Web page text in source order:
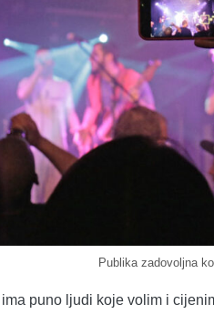
Publika zadovoljna
puno ljudi koje volim i